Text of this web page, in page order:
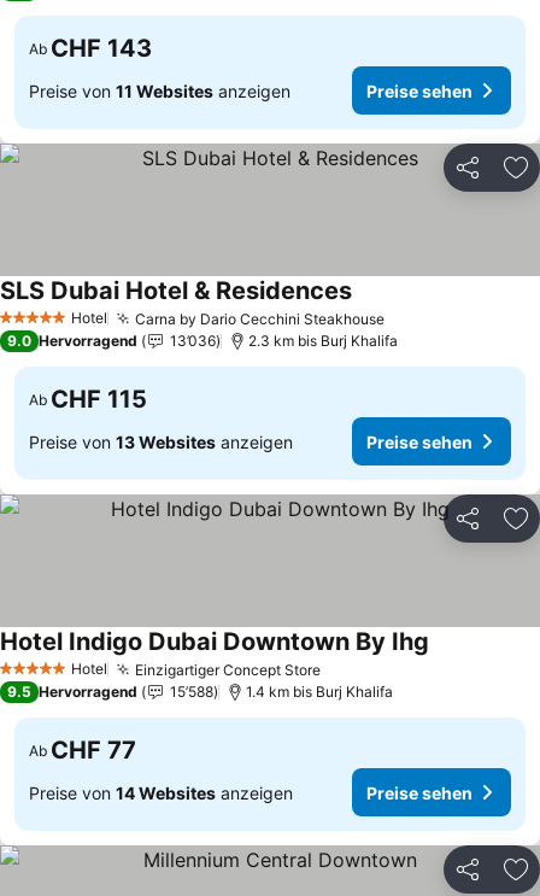
Ab CHF 143
Preise von 11 Websites anzeigen Preise sehen
Teilen
5 Sterne Hotel Carna by Dario Cecchini Steakhouse
SLS Dubai Hotel & Residences
9.0 Hervorragend 13’036 2.3 km bis Burj Khalifa
Ab CHF 115
Preise von 13 Websites anzeigen Preise sehen
Teilen
5 Sterne Hotel Einzigartiger Concept Store
Hotel Indigo Dubai Downtown By Ihg
9.5 Hervorragend 15’588 1.4 km bis Burj Khalifa
Ab CHF 77
Preise von 14 Websites anzeigen Preise sehen
Teilen